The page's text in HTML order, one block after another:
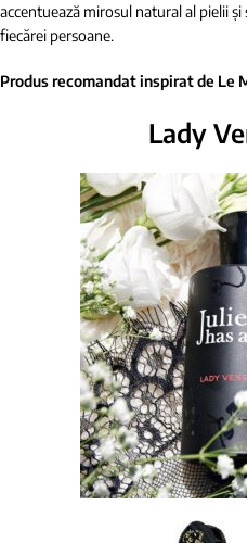
accentuează mirosul natural al pielii
fiecărei persoane.
Produs recomandat inspirat de Le
Lady